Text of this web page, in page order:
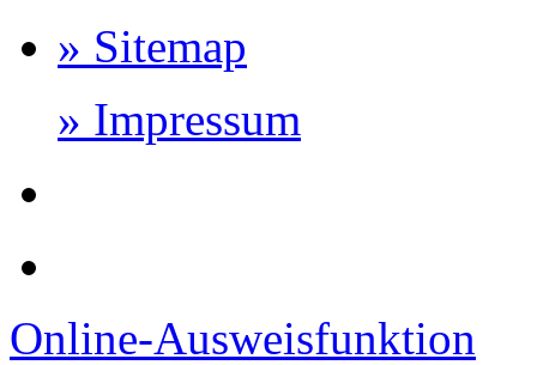
» Sitemap
» Impressum
Online-Ausweisfunktion